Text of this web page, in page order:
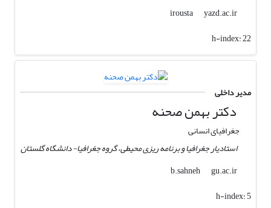
irousta
yazd.ac.ir
h-index:22
مدیر داخلی
دکتر بهمن صحنه
جغرافیای انسانی
استادیار جغرافیا و برنامه ریزی محیطی، گروه جغرافیا- دانشگاه گلستان
b.sahneh
gu.ac.ir
h-index:5